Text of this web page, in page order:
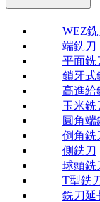
WEZ銑
端銑刀
平面銑
鎖牙式
高進給
玉米銑
圓角端
倒角銑
側銑刀
球頭銑
T型銑
銑刀延